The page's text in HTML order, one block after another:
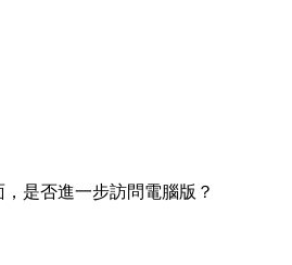
是否進一步訪問電腦版？